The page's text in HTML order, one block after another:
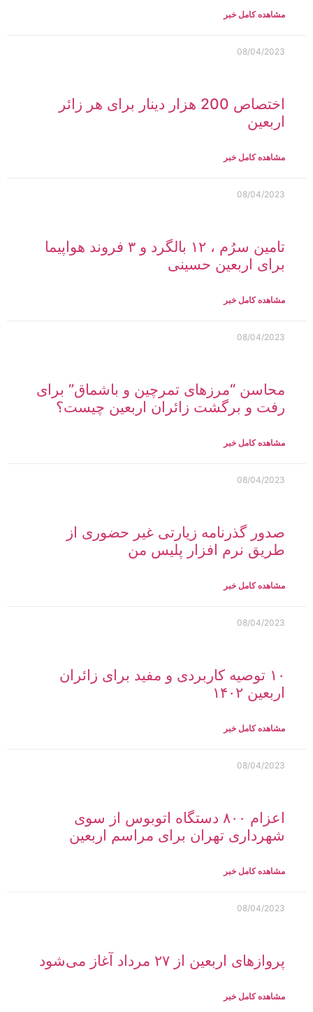
مشاهده کامل خبر
08/04/2023
اختصاص 200 هزار دینار برای هر زائر
اربعین
مشاهده کامل خبر
08/04/2023
تامین سرُم ، ۱۲ بالگرد و ۳ فروند هواپیما
برای اربعین حسینی
مشاهده کامل خبر
08/04/2023
محاسن “مرزهای تمرچین و باشماق” برای
رفت و برگشت زائران اربعین چیست؟
مشاهده کامل خبر
08/04/2023
صدور گذرنامه زیارتی غیر حضوری از
طریق نرم افزار پلیس من
مشاهده کامل خبر
08/04/2023
۱۰ توصیه‌ کاربردی و مفید برای زائران
اربعین ۱۴۰۲
مشاهده کامل خبر
08/04/2023
اعزام ۸۰۰ دستگاه اتوبوس از سوی
شهرداری تهران برای مراسم اربعین
مشاهده کامل خبر
08/04/2023
پروازهای اربعین از ۲۷ مرداد آغاز می‌شود
مشاهده کامل خبر